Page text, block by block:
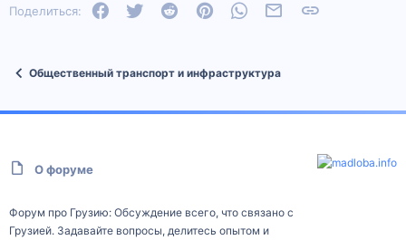
Поделиться: FacebookTwitter Reddit PinterestWhatsAppЭлектронная почта
Общественный транспорт и инфраструктура
О форуме
Форум про Грузию: Обсуждение всего, что связано с
Грузией. Задавайте вопросы, делитесь опытом и